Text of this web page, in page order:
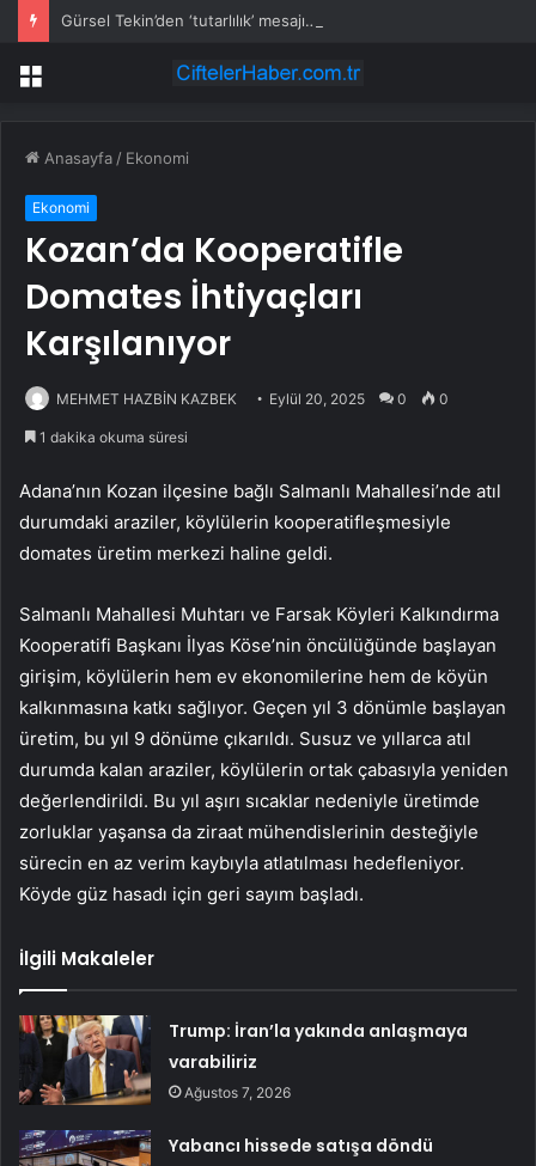
Menü
Anasayfa / Ekonomi
Ekonomi
Kozan’da Kooperatifle
Domates İhtiyaçları
Karşılanıyor
MEHMET HAZBİN KAZBEK Eylül 20, 2025 0 0
1 dakika okuma süresi
Adana’nın Kozan ilçesine bağlı Salmanlı Mahallesi’nde atıl
durumdaki araziler, köylülerin kooperatifleşmesiyle
domates üretim merkezi haline geldi.
Salmanlı Mahallesi Muhtarı ve Farsak Köyleri Kalkındırma
Kooperatifi Başkanı İlyas Köse’nin öncülüğünde başlayan
girişim, köylülerin hem ev ekonomilerine hem de köyün
kalkınmasına katkı sağlıyor. Geçen yıl 3 dönümle başlayan
üretim, bu yıl 9 dönüme çıkarıldı. Susuz ve yıllarca atıl
durumda kalan araziler, köylülerin ortak çabasıyla yeniden
değerlendirildi. Bu yıl aşırı sıcaklar nedeniyle üretimde
zorluklar yaşansa da ziraat mühendislerinin desteğiyle
sürecin en az verim kaybıyla atlatılması hedefleniyor.
Köyde güz hasadı için geri sayım başladı.
İlgili Makaleler
Trump: İran’la yakında anlaşmaya
varabiliriz
Ağustos 7, 2026
Yabancı hissede satışa döndü